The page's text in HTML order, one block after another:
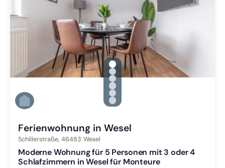
gallery.slide_selector
Zu Slide 1 wechseln
Zu Slide 2 wechseln
Zu Slide 3 wechseln
Zu Slide 4 wechseln
Zu Slide 5 wechseln
Zu Slide 6 wechseln
Ferienwohnung in Wesel
Schillerstraße, 46483 Wesel
Moderne Wohnung für 5 Personen mit 3 oder 4
Schlafzimmern in Wesel für Monteure